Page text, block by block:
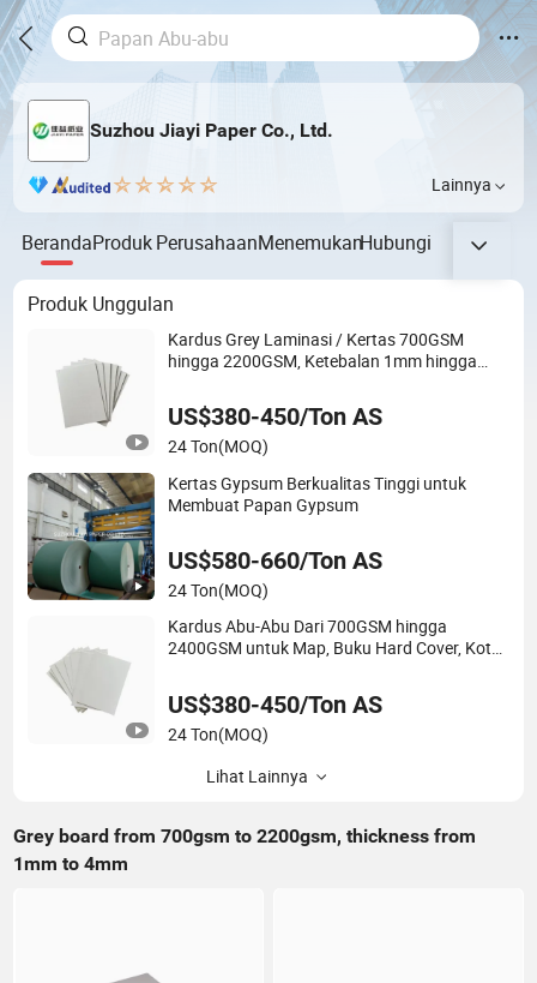
Suzhou Jiayi Paper Co., Ltd.
Lainnya
BerandaProdukPerusahaanMenemukanHubungi
Produk Unggulan
Kardus Grey Laminasi / Kertas 700GSM
hingga 2200GSM, Ketebalan 1mm hingga
US$380-450/Ton AS
24 Ton(MOQ)
Kertas Gypsum Berkualitas Tinggi untuk
Membuat Papan Gypsum
US$580-660/Ton AS
24 Ton(MOQ)
Kardus Abu-Abu Dari 700GSM hingga
2400GSM untuk Map, Buku Hard Cover, Kotak
US$380-450/Ton AS
24 Ton(MOQ)
Lihat Lainnya
Grey board from 700gsm to 2200gsm, thickness from
1mm to 4mm